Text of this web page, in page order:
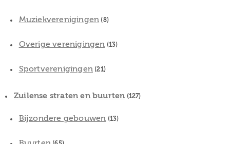
Muziekverenigingen (8)
Overige verenigingen (13)
Sportverenigingen (21)
Zuilense straten en buurten (127)
Bijzondere gebouwen (13)